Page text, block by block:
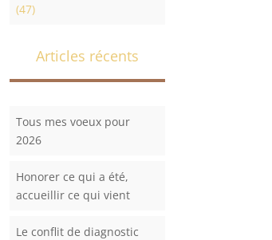
(47)
Articles récents
Tous mes voeux pour
2026
Honorer ce qui a été,
accueillir ce qui vient
Le conflit de diagnostic